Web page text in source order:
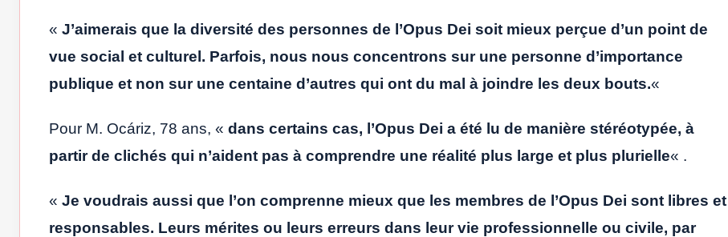
« J’aimerais que la diversité des personnes de l’Opus Dei soit mieux perçue d’un point de
vue social et culturel. Parfois, nous nous concentrons sur une personne d’importance
publique et non sur une centaine d’autres qui ont du mal à joindre les deux bouts.«
Pour M. Ocáriz, 78 ans, « dans certains cas, l’Opus Dei a été lu de manière stéréotypée, à
partir de clichés qui n’aident pas à comprendre une réalité plus large et plus plurielle« .
« Je voudrais aussi que l’on comprenne mieux que les membres de l’Opus Dei sont libres et
responsables. Leurs mérites ou leurs erreurs dans leur vie professionnelle ou civile, par